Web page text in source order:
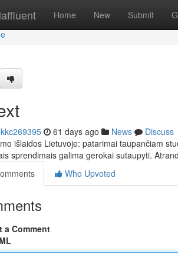
Home New Submit
61 days ago News
Discuss
išlaidos Lietuvoje: patarimai taupančiam
sprendimais galima gerokai sutaupyti.
Who Upvoted
a Comment